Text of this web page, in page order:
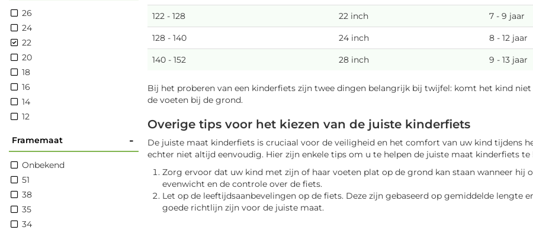
26
24
22
20
18
16
14
12
Framemaat -
Onbekend
51
38
35
34
122 - 128 22 inch 7 - 9 jaar
128 - 140 24 inch 8 - 12 jaar
140 - 152 28 inch 9 - 13 jaar
Bij het proberen van een kinderfiets zijn twee dingen belangrijk bij twijfel: komt het kind
de voeten bij de grond.
Overige tips voor het kiezen van de juiste kinderfiets
De juiste maat kinderfiets is cruciaal voor de veiligheid en het comfort van uw kind tijdens
echter niet altijd eenvoudig. Hier zijn enkele tips om u te helpen de juiste maat kinderfiets te
Zorg ervoor dat uw kind met zijn of haar voeten plat op de grond kan staan wanneer hij
evenwicht en de controle over de fiets.
Let op de leeftijdsaanbevelingen op de fiets. Deze zijn gebaseerd op gemiddelde lengte
goede richtlijn zijn voor de juiste maat.